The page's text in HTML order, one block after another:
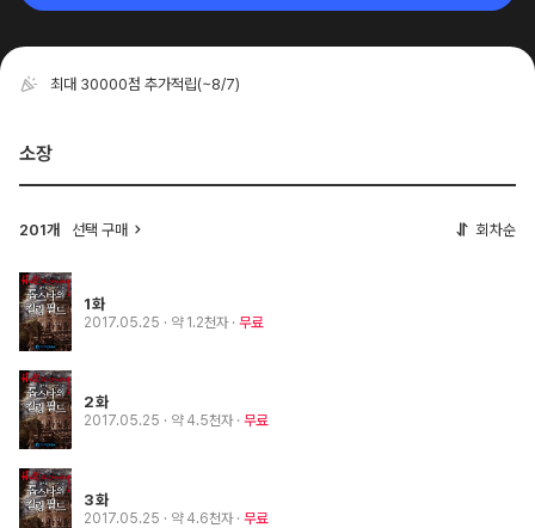
최대 30000점 추가적립(~8/7)
소장
201개 선택 구매 회차순
1화
2017.05.25 · 약 1.2천자 무료
2화
2017.05.25 · 약 4.5천자 무료
3화
2017.05.25 · 약 4.6천자 무료